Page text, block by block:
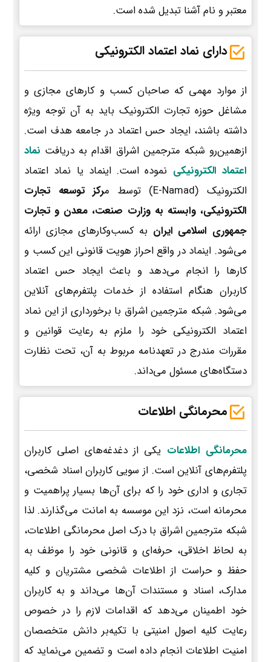
معتبر و نام آشنا تبدیل شده است.
دارای نماد اعتماد الکترونیکی
از موارد مهمی که صاحبان کسب و کارهای مجازی و
مشاغل حوزه تجارت الکترونیک باید به آن توجه ویژه
داشته باشند، ایجاد حس اعتماد در جامعه هدف است.
ازهمین‌رو شبکه مترجمین اشراق اقدام به دریافت نماد
اعتماد الکترونیکی نموده است. اینماد یا نماد اعتماد
الکترونیک (E-Namad) توسط م
رکز توسعه تجارت
الکترونیکی، وابسته به وزارت صنعت، معدن و تجارت
جمهوری اسلامی ایران به کسب‌وکارهای مجازی ارائه
می‌شود. اینماد در واقع احراز هویت قانونی این کسب و
کارها را انجام می‌دهد و باعث ایجاد حس اعتماد
کاربران هنگام استفاده از خدمات پلتفرم‌های آنلاین
می‌شود. شبکه مترجمین اشراق با برخورداری از این نماد
اعتماد الکترونیکی خود را ملزم به رعایت قوانین و
مقررات مندرج در تعهدنامه مربوط به آن، تحت نظارت
دستگاه‌های مسئول می‌داند.
محرمانگی اطلاعات
محرمانگی اطلاعات یکی از دغدغه‌های اصلی کاربران
پلتفرم‌های آنلاین است. از سویی کاربران اسناد شخصی،
تجاری و اداری خود را که برای آن‌ها بسیار پراهمیت و
محرمانه است، نزد این موسسه به امانت می‌گذارند. لذا
شبکه مترجمین اشراق با درک اصل محرمانگی اطلاعات،
به لحاظ اخلاقی، حرفه‌ای و قانونی خود را موظف به
حفظ و حراست از اطلاعات شخصی مشتریان و کلیه
مدارک، اسناد و مستندات آن‌ها می‌داند و به کاربران
خود اطمینان می‌دهد که اقدامات لازم را در خصوص
رعایت کلیه اصول امنیتی با تکیه‌بر دانش متخصصان
امنیت اطلاعات انجام داده است و تضمین می‌نماید که